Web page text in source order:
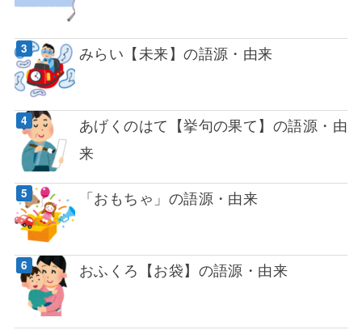
みらい【未来】の語源・由来
あげくのはて【挙句の果て】の語源・由
来
「おもちゃ」の語源・由来
おふくろ【お袋】の語源・由来